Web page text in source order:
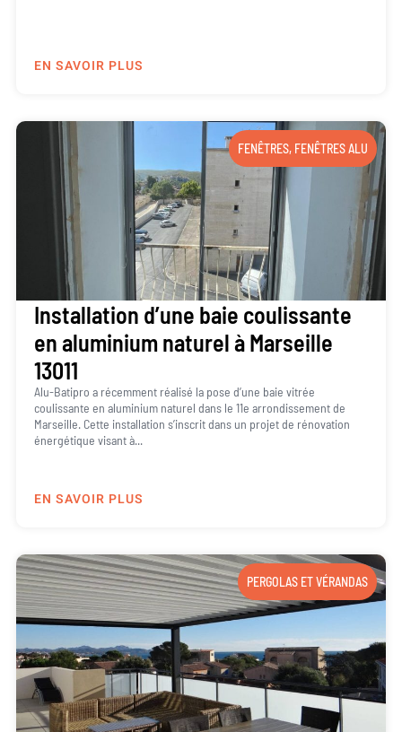
EN SAVOIR PLUS
FENÊTRES, FENÊTRES ALU
Installation d’une baie coulissante
en aluminium naturel à Marseille
13011
Alu-Batipro a récemment réalisé la pose d’une baie vitrée
coulissante en aluminium naturel dans le 11e arrondissement de
Marseille. Cette installation s’inscrit dans un projet de rénovation
énergétique visant à...
EN SAVOIR PLUS
PERGOLAS ET VÉRANDAS